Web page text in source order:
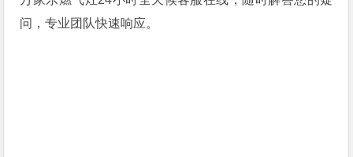
问，专业团队快速响应。